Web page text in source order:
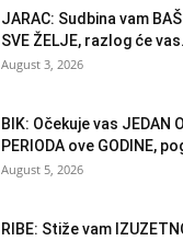
JARAC: Sudbina vam
SVE ŽELJE, razlog će
August 3, 2026
BIK: Očekuje vas JEDAN
PERIODA ove GODINE,
August 5, 2026
RIBE: Stiže vam